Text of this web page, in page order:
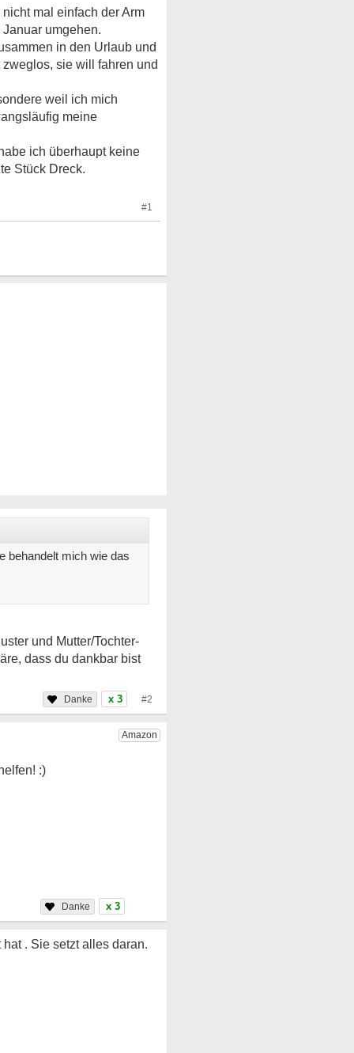
mal einfach der Arm
umgehen.
in den Urlaub und
sie will fahren und
weil ich mich
meine
ich überhaupt keine
Stück Dreck.
#1
behandelt mich wie das
und Mutter/Tochter-
dass du dankbar bist
x 3 #2
x 3
. Sie setzt alles daran.